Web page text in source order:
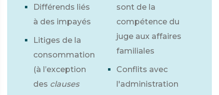
Différends liés
à des impayés
Litiges de la
consommation
(à l’exception
des clauses
sont de la
compétence du
juge aux affaires
familiales
Conflits avec
l'administration